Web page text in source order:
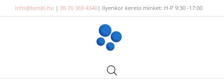
to
info@temiti.hu | 06 70 369 4340| Ilyenkor keress minket: H-P 9:30 -17:00